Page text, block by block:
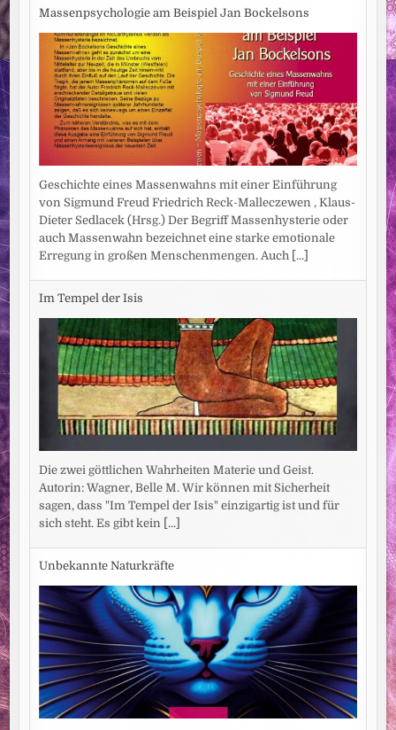
Massenpsychologie am Beispiel Jan Bockelsons
Geschichte eines Massenwahns mit einer Einführung
von Sigmund Freud Friedrich Reck-Malleczewen , Klaus-
Dieter Sedlacek (Hrsg.) Der Begriff Massenhysterie oder
auch Massenwahn bezeichnet eine starke emotionale
Erregung in großen Menschenmengen. Auch [...]
Im Tempel der Isis
Die zwei göttlichen Wahrheiten Materie und Geist.
Autorin: Wagner, Belle M. Wir können mit Sicherheit
sagen, dass "Im Tempel der Isis" einzigartig ist und für
sich steht. Es gibt kein [...]
Unbekannte Naturkräfte